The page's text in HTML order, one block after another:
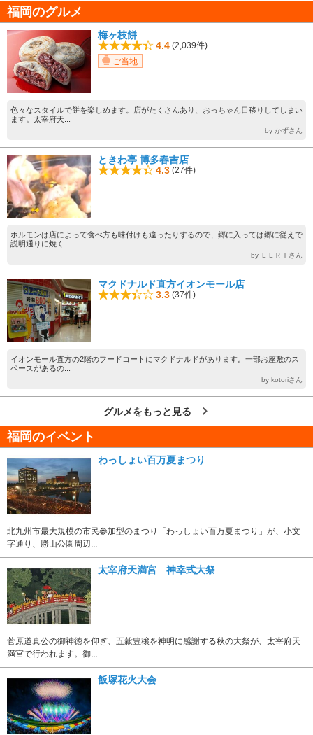
福岡のグルメ
梅ヶ枝餅
4.4 (2,039件)
ご当地
色々なスタイルで餅を楽しめます。店がたくさんあり、おっちゃん目移りしてしまい
ます。太宰府天...
by かずさん
ときわ亭 博多春吉店
4.3 (27件)
ホルモンは店によって食べ方も味付けも違ったりするので、郷に入っては郷に従えで
説明通りに焼く...
by ＥＥＲＩさん
マクドナルド直方イオンモール店
3.3 (37件)
イオンモール直方の2階のフードコートにマクドナルドがあります。一部お座敷のス
ペースがあるの...
by kotoriさん
グルメをもっと見る
福岡のイベント
わっしょい百万夏まつり
北九州市最大規模の市民参加型のまつり「わっしょい百万夏まつり」が、小文
字通り、勝山公園周辺...
太宰府天満宮 神幸式大祭
菅原道真公の御神徳を仰ぎ、五穀豊穣を神明に感謝する秋の大祭が、太宰府天
満宮で行われます。御...
飯塚花火大会